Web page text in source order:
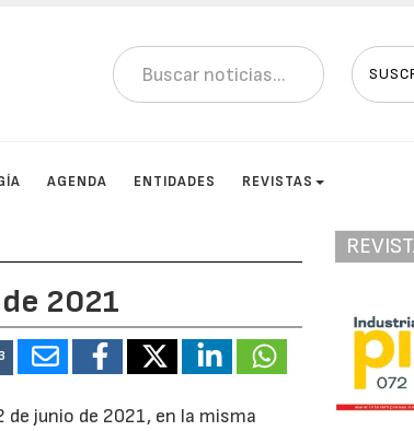
AGENDA ENTIDADES REVISTAS
2021
de junio de 2021, en la misma